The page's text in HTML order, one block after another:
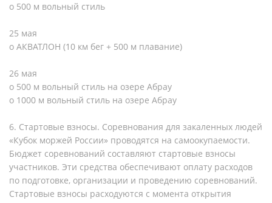
o 500 м вольный стиль
25 мая
o АКВАТЛОН (10 км бег + 500 м плавание)
26 мая
o 500 м вольный стиль на озере Абрау
o 1000 м вольный стиль на озере Абрау
6. Стартовые взносы. Соревнования для закаленных людей
«Кубок моржей России» проводятся на самоокупаемости.
Бюджет соревнований составляют стартовые взносы
участников. Эти средства обеспечивают оплату расходов
по подготовке, организации и проведению соревнований.
Стартовые взносы расходуются с момента открытия